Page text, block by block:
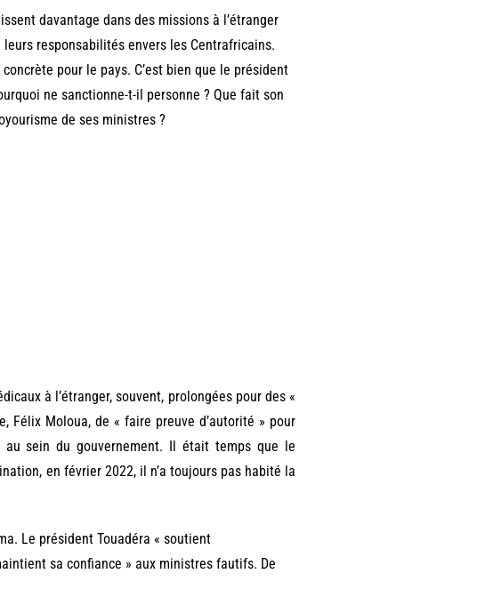
davantage dans des missions à l’étranger
responsabilités envers les Centrafricains.
pour le pays. C’est bien que le président
ne sanctionne-t-il personne ? Que fait son
de ses ministres ?
à l’étranger, souvent, prolongées pour des «
Félix Moloua, de « faire preuve d’autorité » pour
sein du gouvernement. Il était temps que le
en février 2022, il n’a toujours pas habité la
Le président Touadéra « soutient
sa confiance » aux ministres fautifs. De